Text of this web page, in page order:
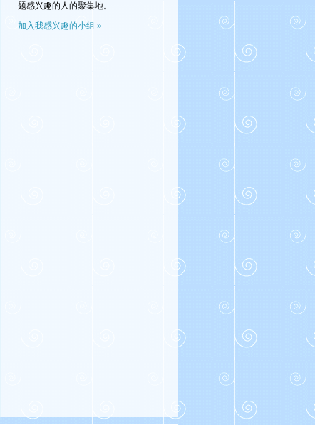
题感兴趣的人的聚集地。
加入我感兴趣的小组 »